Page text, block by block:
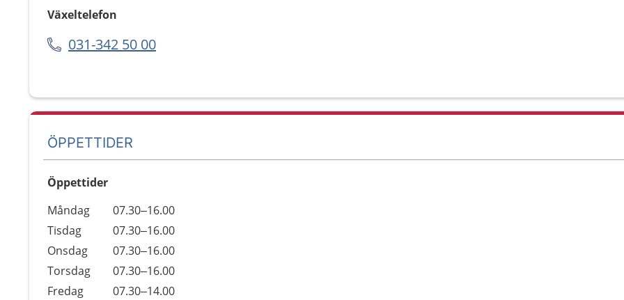
Växeltelefon
031-342 50 00
ÖPPETTIDER
Öppettider
Dag
Öppettider
Kommentarer
Måndag
07.30–16.00
Tisdag
07.30–16.00
Onsdag
07.30–16.00
Torsdag
07.30–16.00
Fredag
07.30–14.00